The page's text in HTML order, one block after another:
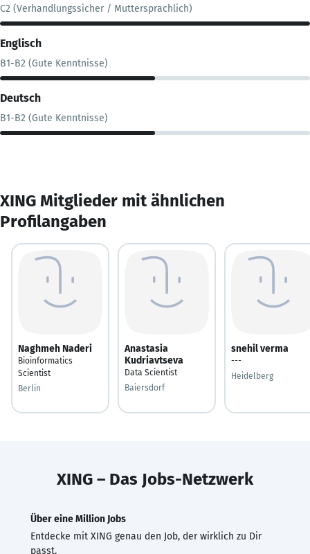
C2 (Verhandlungssicher / Muttersprachlich)
Englisch
B1-B2 (Gute Kenntnisse)
Deutsch
B1-B2 (Gute Kenntnisse)
XING Mitglieder mit ähnlichen
Profilangaben
Naghmeh Naderi
Bioinformatics
Scientist
Berlin
Anastasia
Kudriavtseva
Data Scientist
Baiersdorf
snehil verma
---
Heidelberg
XING – Das Jobs-Netzwerk
Über eine Million Jobs
Entdecke mit XING genau den Job, der wirklich zu Dir
passt.